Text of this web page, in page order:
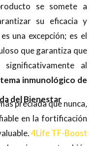
se somete a
su eficacia y
una excepción; es el
que garantiza que
al
inmunológico de
del Bienestar
preciada que nunca,
en la fortificación
4Life TF-Boost